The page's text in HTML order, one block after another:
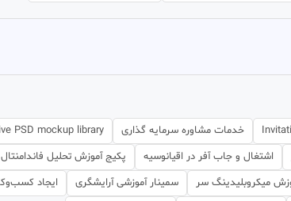
خدمات مشاوره سرمایه گذاری
PSD mockup library
اشتغال و جاب آفر در اقیانوسیه
پکیج آموزش تحلیل
میکروبلیدینگ سر سمینار آموزشی آرایشگری
ایجاد